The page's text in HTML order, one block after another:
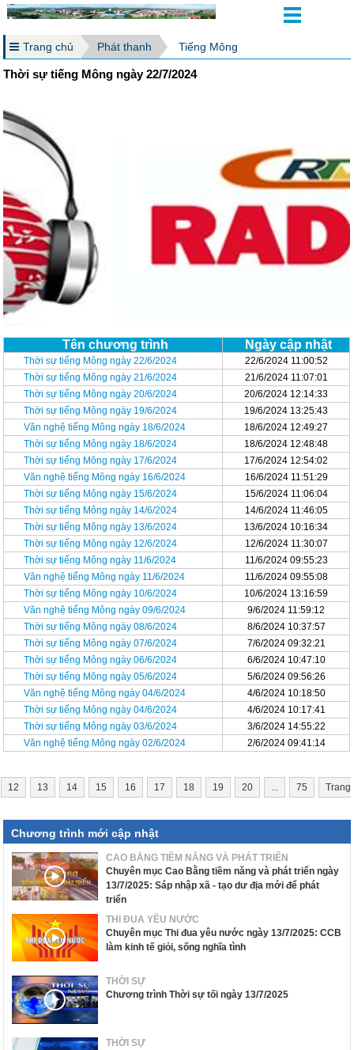
Trang chủ Phát thanh Tiếng Mông
Thời sự tiếng Mông ngày 22/7/2024
Tên chương trình Ngày cập nhật
Thời sự tiếng Mông ngày 22/6/2024
22/6/2024 11:00:52
Thời sự tiếng Mông ngày 21/6/2024
21/6/2024 11:07:01
Thời sự tiếng Mông ngày 20/6/2024
20/6/2024 12:14:33
Thời sự tiếng Mông ngày 19/6/2024
19/6/2024 13:25:43
Văn nghệ tiếng Mông ngày 18/6/2024
18/6/2024 12:49:27
Thời sự tiếng Mông ngày 18/6/2024
18/6/2024 12:48:48
Thời sự tiếng Mông ngày 17/6/2024
17/6/2024 12:54:02
Văn nghệ tiếng Mông ngày 16/6/2024
16/6/2024 11:51:29
Thời sự tiếng Mông ngày 15/6/2024
15/6/2024 11:06:04
Thời sự tiếng Mông ngày 14/6/2024
14/6/2024 11:46:05
Thời sự tiếng Mông ngày 13/6/2024
13/6/2024 10:16:34
Thời sự tiếng Mông ngày 12/6/2024
12/6/2024 11:30:07
Thời sự tiếng Mông ngày 11/6/2024
11/6/2024 09:55:23
Văn nghệ tiếng Mông ngày 11/6/2024
11/6/2024 09:55:08
Thời sự tiếng Mông ngày 10/6/2024
10/6/2024 13:16:59
Văn nghệ tiếng Mông ngày 09/6/2024
9/6/2024 11:59:12
Thời sự tiếng Mông ngày 08/6/2024
8/6/2024 10:37:57
Thời sự tiếng Mông ngày 07/6/2024
7/6/2024 09:32:21
Thời sự tiếng Mông ngày 06/6/2024
6/6/2024 10:47:10
Thời sự tiếng Mông ngày 05/6/2024
5/6/2024 09:56:26
Văn nghệ tiếng Mông ngày 04/6/2024
4/6/2024 10:18:50
Thời sự tiếng Mông ngày 04/6/2024
4/6/2024 10:17:41
Thời sự tiếng Mông ngày 03/6/2024
3/6/2024 14:55:22
Văn nghệ tiếng Mông ngày 02/6/2024
2/6/2024 09:41:14
12 13 14 15 16 17 18 19 20 ... 75 Trang
Chương trình mới cập nhật
CAO BẰNG TIỀM NĂNG VÀ PHÁT TRIỂN
Chuyên mục Cao Bằng tiềm năng và phát triển ngày
13/7/2025: Sáp nhập xã - tạo dư địa mới để phát
triển
THI ĐUA YÊU NƯỚC
Chuyên mục Thi đua yêu nước ngày 13/7/2025: CCB
làm kinh tế giỏi, sống nghĩa tình
THỜI SỰ
Chương trình Thời sự tối ngày 13/7/2025
THỜI SỰ